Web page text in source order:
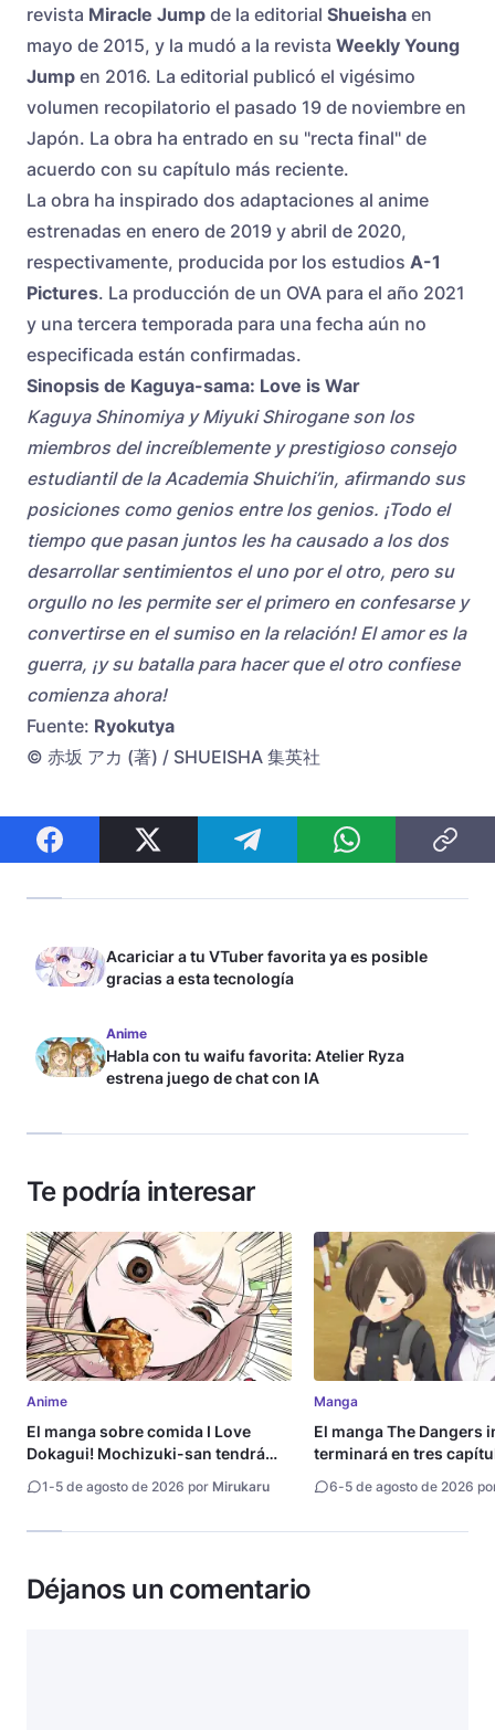
revista Miracle Jump de la editorial Shueisha en
mayo de 2015, y la mudó a la revista Weekly Young
Jump en 2016. La editorial publicó el vigésimo
volumen recopilatorio el pasado 19 de noviembre en
Japón. La obra ha entrado en su "recta final" de
acuerdo con su capítulo más reciente.
La obra ha inspirado dos adaptaciones al anime
estrenadas en enero de 2019 y abril de 2020,
respectivamente, producida por los estudios A-1
Pictures. La producción de un OVA para el año 2021
y una tercera temporada para una fecha aún no
especificada están confirmadas.
Sinopsis de Kaguya-sama: Love is War
Kaguya Shinomiya y Miyuki Shirogane son los
miembros del increíblemente y prestigioso consejo
estudiantil de la Academia Shuichi’in, afirmando sus
posiciones como genios entre los genios. ¡Todo el
tiempo que pasan juntos les ha causado a los dos
desarrollar sentimientos el uno por el otro, pero su
orgullo no les permite ser el primero en confesarse y
convertirse en el sumiso en la relación! El amor es la
guerra, ¡y su batalla para hacer que el otro confiese
comienza ahora!
Fuente: Ryokutya
© 赤坂 アカ (著) / SHUEISHA 集英社
Acariciar a tu VTuber favorita ya es posible
gracias a esta tecnología
Anime
Habla con tu waifu favorita: Atelier Ryza
estrena juego de chat con IA
Te podría interesar
Anime
El manga sobre comida I Love
Dokagui! Mochizuki-san tendrá
1-5 de agosto de 2026 por Mirukaru
Manga
El manga The Dangers
terminará en tres
6-5 de agosto de 2026
Déjanos un comentario